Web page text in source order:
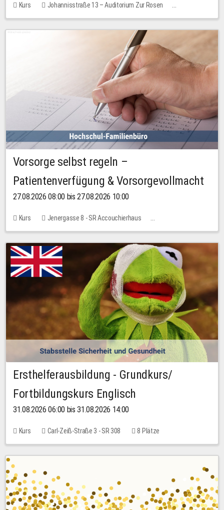
Kurs
Johannisstraße 13 – Auditorium Zur Rosen
11 Plätze
Vorsorge selbst regeln –
Patientenverfügung & Vorsorgevollmacht
27.08.2026 08:00 bis 27.08.2026 10:00
Kurs
Jenergasse 8 - SR Accouchierhaus
Keine freien Plätze
Ersthelferausbildung - Grundkurs/
Fortbildungskurs Englisch
31.08.2026 06:00 bis 31.08.2026 14:00
Kurs Carl-Zeiß-Straße 3 - SR 308 8 Plätze